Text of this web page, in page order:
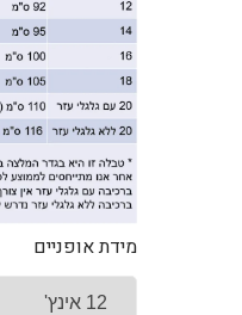
מידת אופניים